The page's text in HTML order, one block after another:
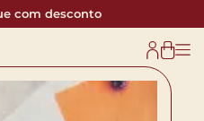
com desconto